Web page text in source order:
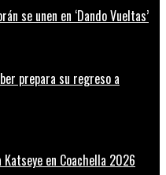
se unen en ‘Dando Vueltas’
prepara su regreso a
en Coachella 2026